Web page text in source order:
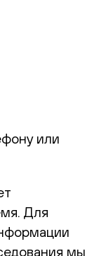
или
Для
мы